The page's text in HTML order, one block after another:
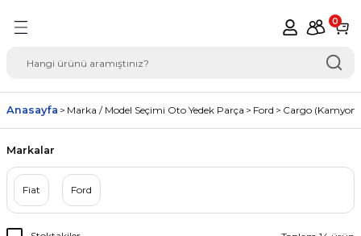
Seçimi Oto Yedek
0
Anasayfa Marka / Model Seçimi Oto Yedek Parça Ford Cargo (Kamyon)
Markalar
Fiat Ford